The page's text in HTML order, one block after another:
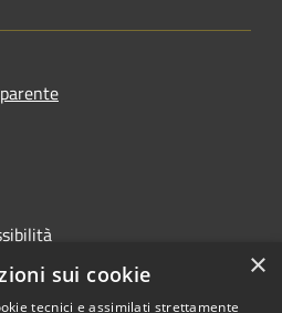
×
sui cookie
tecnici e assimilati strettamente